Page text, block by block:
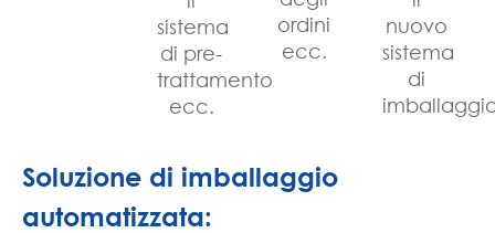
sistema
di pre-
trattamento
ecc.
ordini
ecc.
nuovo
sistema
di
Soluzione di imballaggio
automatizzata: